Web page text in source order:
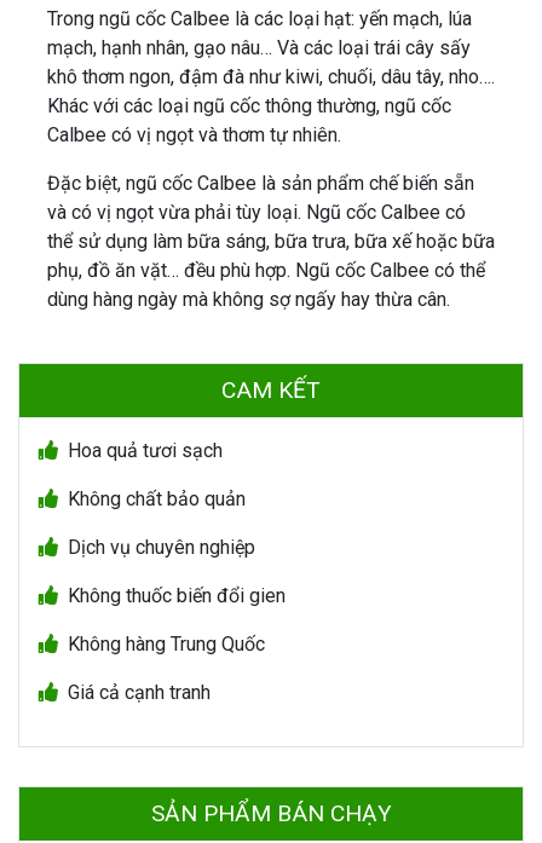
Trong ngũ cốc Calbee là các loại hạt: yến mạch, lúa
mạch, hạnh nhân, gạo nâu… Và các loại trái cây sấy
khô thơm ngon, đậm đà như kiwi, chuối, dâu tây, nho….
Khác với các loại ngũ cốc thông thường, ngũ cốc
Calbee có vị ngọt và thơm tự nhiên.
Đặc biệt, ngũ cốc Calbee là sản phẩm chế biến sẵn
và có vị ngọt vừa phải tùy loại. Ngũ cốc Calbee có
thể sử dụng làm bữa sáng, bữa trưa, bữa xế hoặc bữa
phụ, đồ ăn vặt… đều phù hợp. Ngũ cốc Calbee có thể
dùng hàng ngày mà không sợ ngấy hay thừa cân.
CAM KẾT
Hoa quả tươi sạch
Không chất bảo quản
Dịch vụ chuyên nghiệp
Không thuốc biến đổi gien
Không hàng Trung Quốc
Giá cả cạnh tranh
SẢN PHẨM BÁN CHẠY